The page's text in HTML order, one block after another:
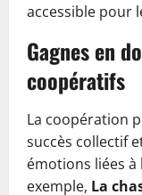
accessible pour
Gagnes en
coopératifs
La coopération
succès collectif
émotions liées à
exemple, La